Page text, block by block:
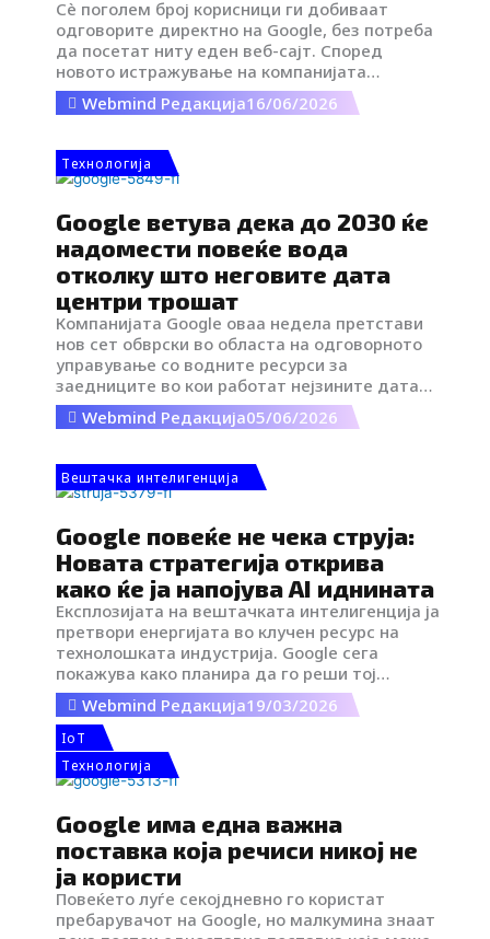
i
k
k
-
i
c
o
n
Сè поголем број корисници ги добиваат
одговорите директно на Google, без потреба
да посетат ниту еден веб-сајт. Според
новото истражување на компанијата
SparkToro, базирано на податоците на
Similarweb за однесувањето на корисниците,
САД во првите четири месеци од 2026
година завршиле без ниту еден клик.
Webmind Редакција16/06/2026
Tехнологија
Google ветува дека до 2030 ќе
надомести повеќе вода
отколку што неговите дата
центри трошат
Компанијата Google оваа недела претстави
нов сет обврски во областа на одговорното
управување со водните ресурси за
заедниците во кои работат нејзините дата
центри.
Webmind Редакција05/06/2026
Вештачка интелигенција
Google повеќе не чека струја:
Новата стратегија открива
како ќе ја напојува AI иднината
Експлозијата на вештачката интелигенција ја
претвори енергијата во клучен ресурс на
технолошката индустрија. Google сега
покажува како планира да го реши тој
предизвик и да не се потпира повеќе само на
електроенергетската мрежа, туку практично
да започне да гради сопствен енергетски
систем за своите дата-центри.
Webmind Редакција19/03/2026
IoT
Tехнологија
Google има една важна
поставка која речиси никој не
ја користи
Повеќето луѓе секојдневно го користат
пребарувачот на Google, но малкумина знаат